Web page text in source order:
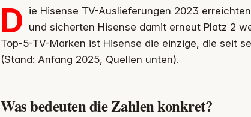
D ie Hisense TV-Auslieferungen 2023
und sicherten Hisense damit erneut Platz 2
Top-5-TV-Marken ist Hisense die einzige, die seit
(Stand: Anfang 2025, Quellen unten).
Was bedeuten die Zahlen konkret?